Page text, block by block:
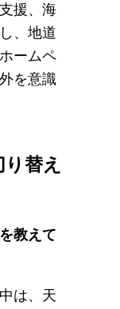
援、海
、地道
ームペ
を意識
替え
教えて
は、天